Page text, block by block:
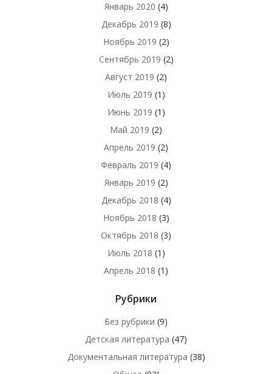
Январь 2020 (4)
Декабрь 2019 (8)
Ноябрь 2019 (2)
Сентябрь 2019 (2)
Август 2019 (2)
Июль 2019 (1)
Июнь 2019 (1)
Май 2019 (2)
Апрель 2019 (2)
Февраль 2019 (4)
Январь 2019 (2)
Декабрь 2018 (4)
Ноябрь 2018 (3)
Октябрь 2018 (3)
Июль 2018 (1)
Апрель 2018 (1)
Рубрики
Без рубрики (9)
Детская литература (47)
Документальная литература (38)